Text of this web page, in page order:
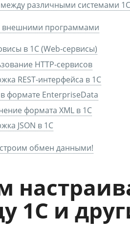
различными системами 1С
внешними программами
в 1С (Web-сервисы)
HTTP-сервисов
REST-интерфейса в 1С
формате EnterpriseData
формата XML в 1С
JSON в 1С
обмен данными!
1C и